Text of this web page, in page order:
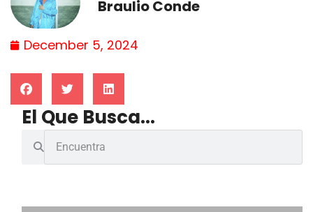
Braulio Conde
December 5, 2024
El Que Busca...